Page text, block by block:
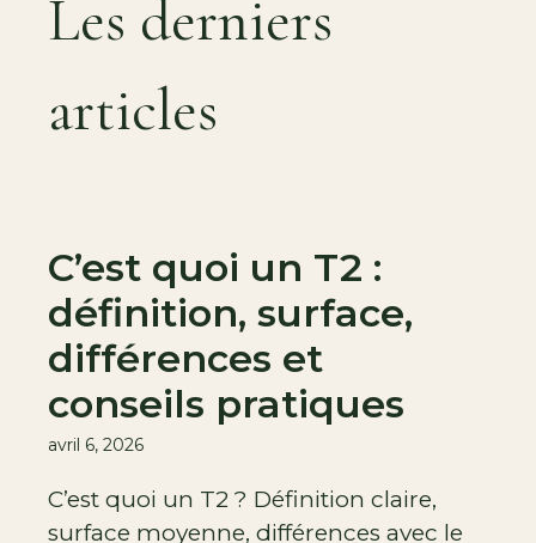
Les derniers
articles
C’est quoi un T2 :
définition, surface,
différences et
conseils pratiques
avril 6, 2026
C’est quoi un T2 ? Définition claire,
surface moyenne, différences avec le